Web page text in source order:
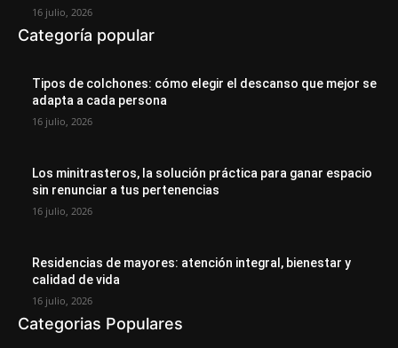
16 julio, 2026
Categoría popular
Tipos de colchones: cómo elegir el descanso que mejor se
adapta a cada persona
16 julio, 2026
Los minitrasteros, la solución práctica para ganar espacio
sin renunciar a tus pertenencias
16 julio, 2026
Residencias de mayores: atención integral, bienestar y
calidad de vida
16 julio, 2026
Categorias Populares